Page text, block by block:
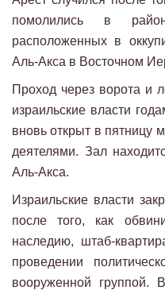
помолились в
расположенных в
Аль-Акса в Восточном
Проход через ворота и
израильские власти
вновь открыт в пятницу
деятелями. Зал
Аль-Акса.
Израильские власти
после того, как
наследию, штаб-
проведении
вооруженной группой.